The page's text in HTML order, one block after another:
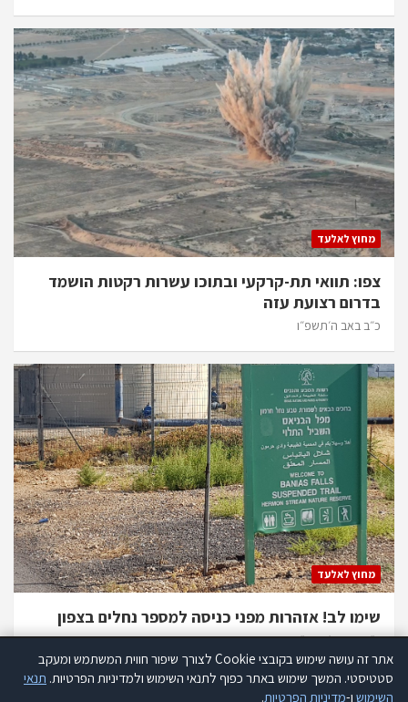
מחוץ לאלעד
צפו: תוואי תת-קרקעי ובתוכו עשרות רקטות הושמד
בדרום רצועת עזה
כ״ב באב ה׳תשפ״ו
מחוץ לאלעד
שימו לב! אזהרות מפני כניסה למספר נחלים בצפון
כ״ב באב ה׳תשפ״ו
אתר זה עושה שימוש בקובצי Cookie לצורך שיפור חווית המשתמש ומעקב
סטטיסטי. המשך שימוש באתר כפוף לתנאי השימוש ולמדיניות הפרטיות. תנאי
השימוש ו-מדיניות הפרטיות.
אתר זה עושה שימוש בקוקיז לצורך שיפור חווית המשתמש ומעקב סטטיסטי.
קרא עוד